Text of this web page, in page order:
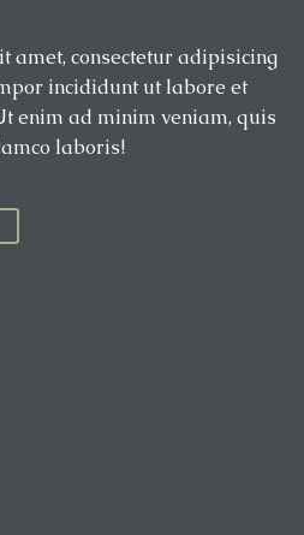
consectetur adipisicing
incididunt ut labore et
enim ad minim veniam, quis
laboris!